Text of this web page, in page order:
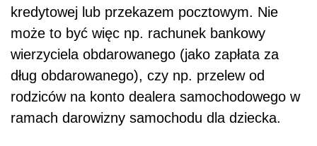
kredytowej lub przekazem pocztowym. Nie
może to być więc np. rachunek bankowy
wierzyciela obdarowanego (jako zapłata za
dług obdarowanego), czy np. przelew od
rodziców na konto dealera samochodowego w
ramach darowizny samochodu dla dziecka.